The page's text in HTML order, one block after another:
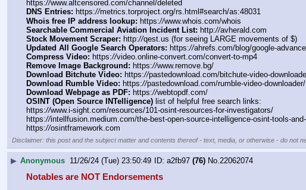
https://www.altcensored.com/channel/deleted
DNS Entries: https://metrics.torproject.org/rs.html#search/as:48031
Whois free IP address lookup: https://www.whois.com/whois
Searchable Commercial Aviation Incident List: http://avherald.com
Stock Movement Scraper: http://qest.us (for seeing LARGE movements of $)
Updated All Google Search Operators: https://ahrefs.com/blog/google-
Compress Video: https://video.online-convert.com/convert-to-mp4
Remove Image Background: https://www.remove.bg/
Download Bitchute Video: https://pastedownload.com/bitchute-video-
Download Rumble Video: https://pastedownload.com/rumble-video-downloader/
Download Webpage as PDF: https://webtopdf.com/
OSINT (Open Source INTelligence) list of helpful free search links:
https://www.i-sight.com/resources/101-osint-resources-for-investigators/
https://intellfusion.medium.com/the-best-open-source-intelligence-osint-tools-
https://osintframework.com
Disclaimer: this post and the subject matter and contents thereof - text, media, or otherwise - do not
▶ Anonymous 11/26/24 (Tue) 23:50:49 a2fb97 (76) No.22062074
Notables are NOT Endorsements